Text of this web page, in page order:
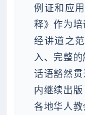
例证和应
释》作为
经讲道之
入、完整
话语豁然
内继续出
各地华人